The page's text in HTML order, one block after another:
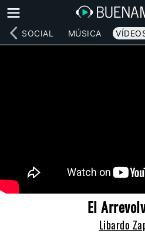
RED SOCIAL MÚSICA
El
Libardo